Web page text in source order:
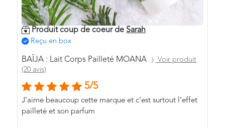
Produit coup de coeur de Sarah
Reçu en box
BAÏJA : Lait Corps Pailleté MOANA
Voir produit
(20 avis)
5/5
J’aime beaucoup cette marque et c’est surtout l’effet
pailleté et son parfum